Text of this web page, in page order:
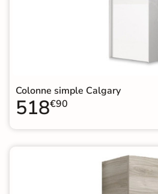
Colonne simple Calgary
518€90